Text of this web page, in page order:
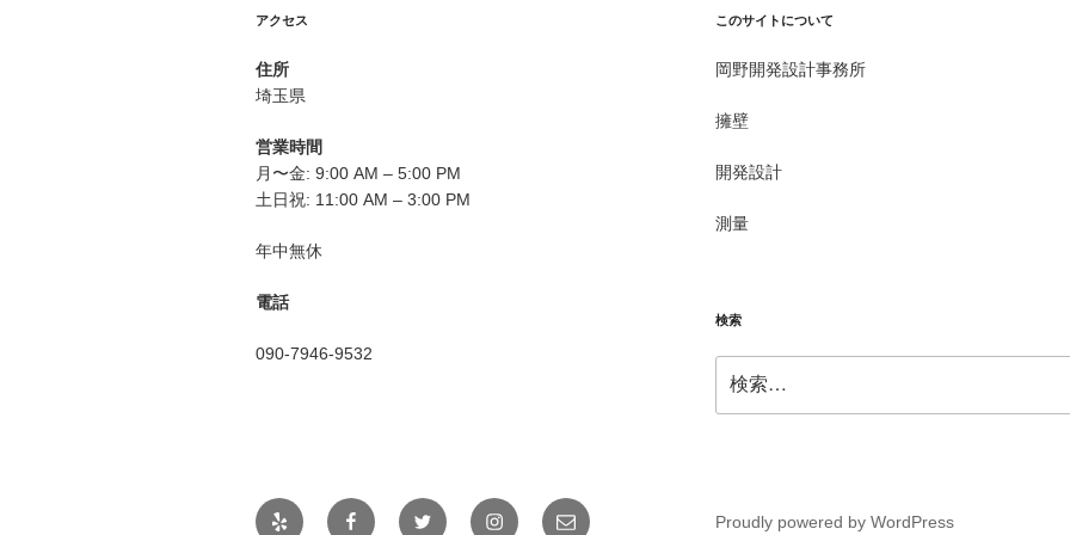
シ
ョ
ン
アクセス
住所
埼玉県
営業時間
月〜金: 9:00 AM – 5:00 PM
土日祝: 11:00 AM – 3:00 PM
年中無休
電話
090-7946-9532
このサイトについて
岡野開発設計事務所
擁壁
開発設計
測量
検索
索:
Yelp FacebookTwitter Instagramメ
Proudly powered by WordPress